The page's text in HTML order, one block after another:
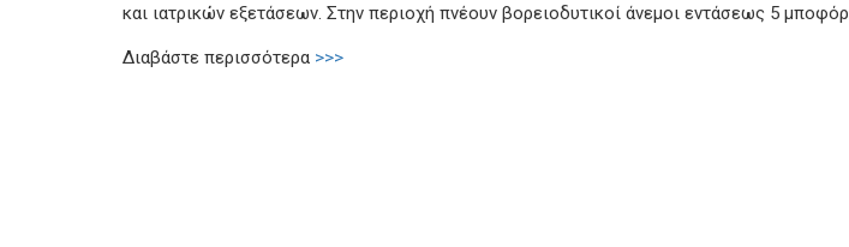
και ιατρικών εξετάσεων. Στην περιοχή πνέουν βορειοδυτικοί άνεμοι εντάσεως 5 μποφόρ.
Διαβάστε περισσότερα >>>